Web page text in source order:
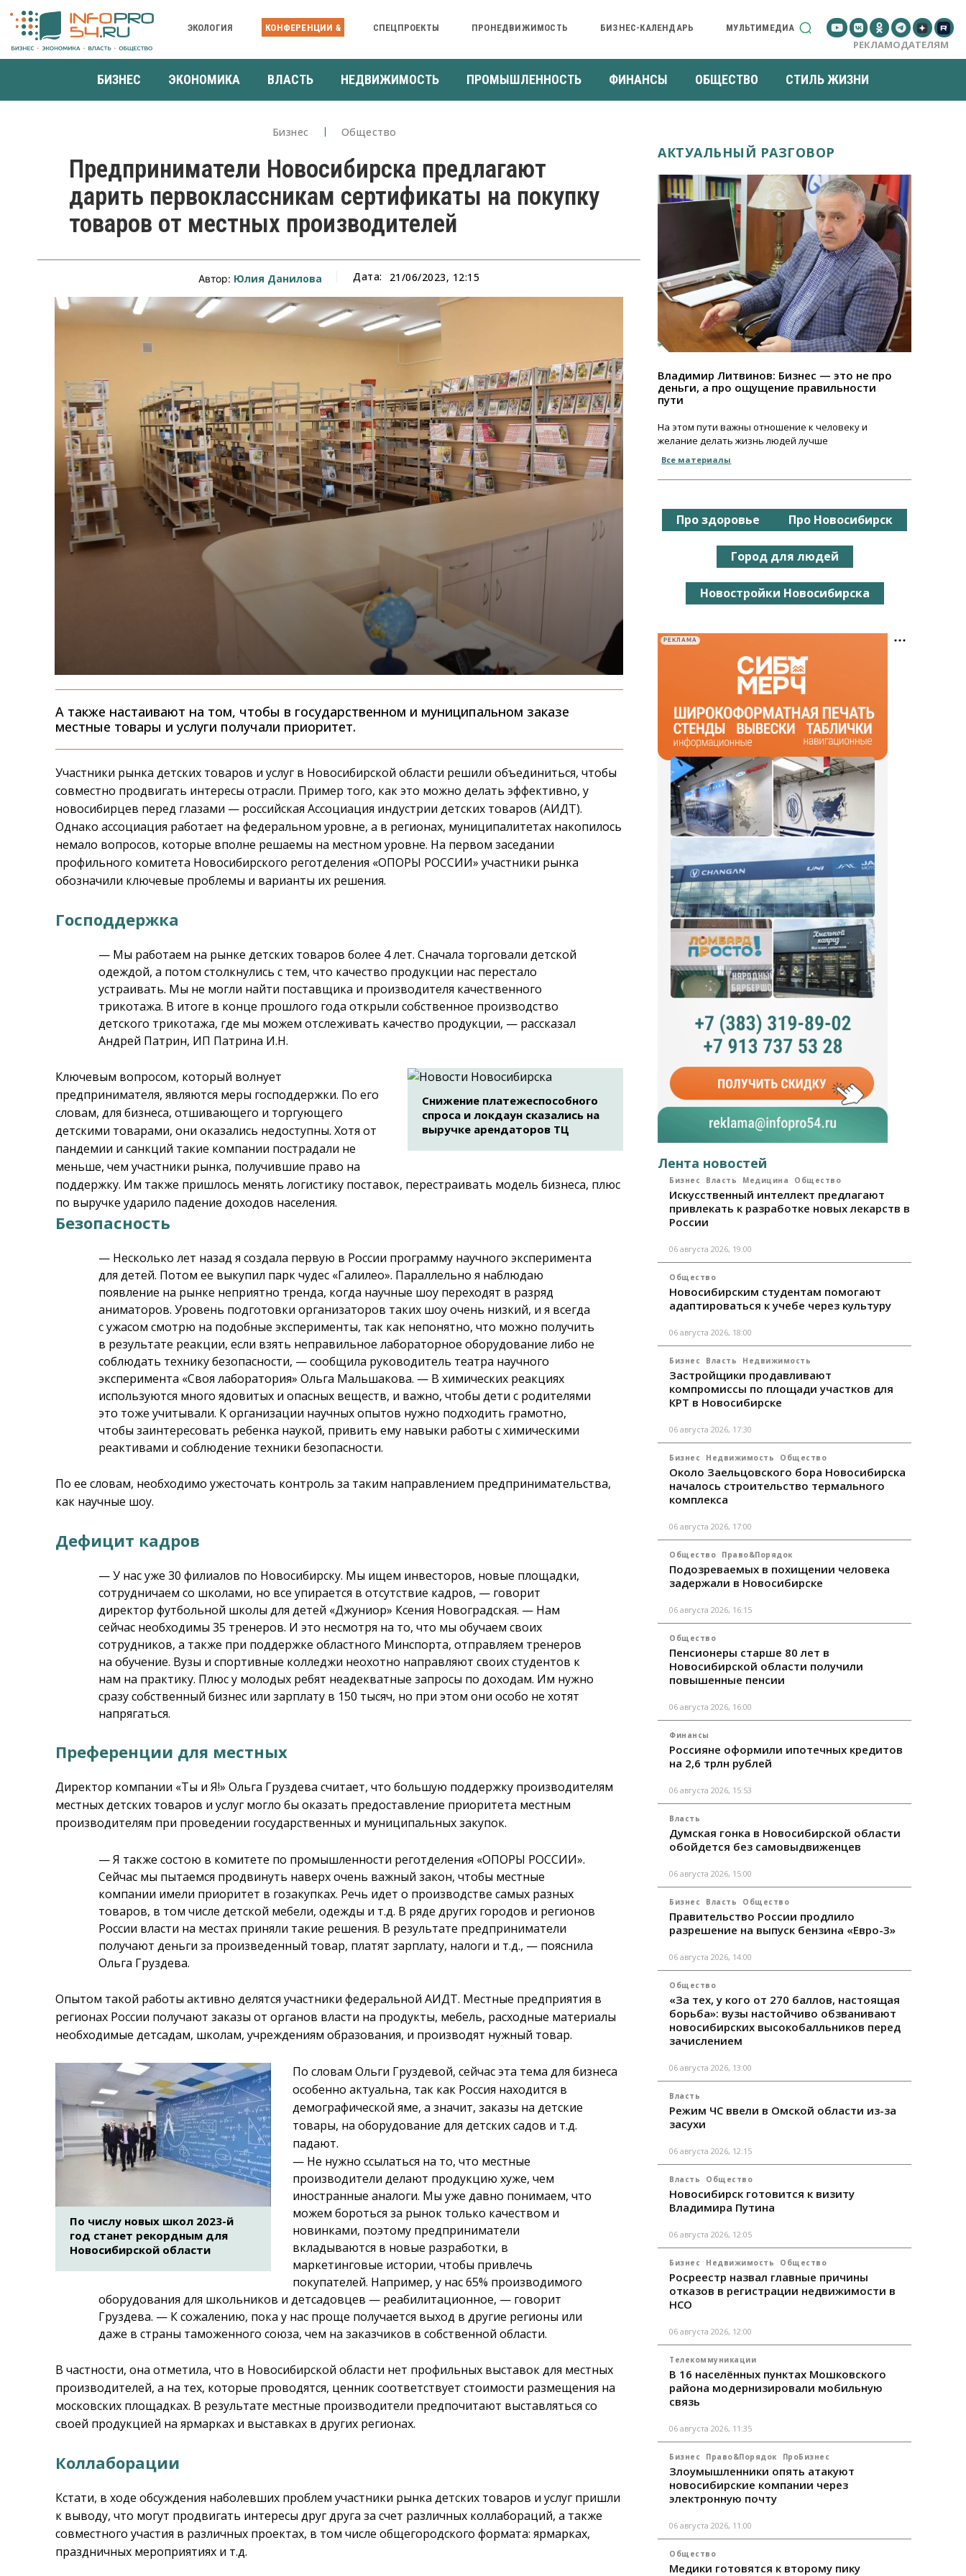
ЭКОЛОГИЯ КОНФЕРЕНЦИИ & СПЕЦПРОЕКТЫ ПРОНЕДВИЖИМОСТЬ БИЗНЕС-КАЛЕНДАРЬ МУЛЬТИМЕДИА
РЕКЛАМОДАТЕЛЯМ
БИЗНЕС ЭКОНОМИКА ВЛАСТЬ НЕДВИЖИМОСТЬ ПРОМЫШЛЕННОСТЬ ФИНАНСЫ ОБЩЕСТВО СТИЛЬ ЖИЗНИ
Бизнес Общество
Предприниматели Новосибирска предлагают
дарить первоклассникам сертификаты на покупку
товаров от местных производителей
Автор: Юлия Данилова Дата: 21/06/2023, 12:15
А также настаивают на том, чтобы в государственном и муниципальном заказе
местные товары и услуги получали приоритет.
Участники рынка детских товаров и услуг в Новосибирской области решили объединиться, чтобы
совместно продвигать интересы отрасли. Пример того, как это можно делать эффективно, у
новосибирцев перед глазами — российская Ассоциация индустрии детских товаров (АИДТ).
Однако ассоциация работает на федеральном уровне, а в регионах, муниципалитетах накопилось
немало вопросов, которые вполне решаемы на местном уровне. На первом заседании
профильного комитета Новосибирского реготделения «ОПОРЫ РОССИИ» участники рынка
обозначили ключевые проблемы и варианты их решения.
Господдержка
— Мы работаем на рынке детских товаров более 4 лет. Сначала торговали детской
одеждой, а потом столкнулись с тем, что качество продукции нас перестало
устраивать. Мы не могли найти поставщика и производителя качественного
трикотажа. В итоге в конце прошлого года открыли собственное производство
детского трикотажа, где мы можем отслеживать качество продукции, — рассказал
Андрей Патрин, ИП Патрина И.Н.
Снижение платежеспособного
спроса и локдаун сказались на
выручке арендаторов ТЦ
Ключевым вопросом, который волнует
предпринимателя, являются меры господдержки. По его
словам, для бизнеса, отшивающего и торгующего
детскими товарами, они оказались недоступны. Хотя от
пандемии и санкций такие компании пострадали не
меньше, чем участники рынка, получившие право на
поддержку. Им также пришлось менять логистику поставок, перестраивать модель бизнеса, плюс
по выручке ударило падение доходов населения.
Безопасность
— Несколько лет назад я создала первую в России программу научного эксперимента
для детей. Потом ее выкупил парк чудес «Галилео». Параллельно я наблюдаю
появление на рынке неприятно тренда, когда научные шоу переходят в разряд
аниматоров. Уровень подготовки организаторов таких шоу очень низкий, и я всегда
с ужасом смотрю на подобные эксперименты, так как непонятно, что можно получить
в результате реакции, если взять неправильное лабораторное оборудование либо не
соблюдать технику безопасности, — сообщила руководитель театра научного
эксперимента «Своя лаборатория» Ольга Мальшакова. — В химических реакциях
используются много ядовитых и опасных веществ, и важно, чтобы дети с родителями
это тоже учитывали. К организации научных опытов нужно подходить грамотно,
чтобы заинтересовать ребенка наукой, привить ему навыки работы с химическими
реактивами и соблюдение техники безопасности.
По ее словам, необходимо ужесточать контроль за таким направлением предпринимательства,
как научные шоу.
Дефицит кадров
— У нас уже 30 филиалов по Новосибирску. Мы ищем инвесторов, новые площадки,
сотрудничаем со школами, но все упирается в отсутствие кадров, — говорит
директор футбольной школы для детей «Джуниор» Ксения Новоградская. — Нам
сейчас необходимы 35 тренеров. И это несмотря на то, что мы обучаем своих
сотрудников, а также при поддержке областного Минспорта, отправляем тренеров
на обучение. Вузы и спортивные колледжи неохотно направляют своих студентов к
нам на практику. Плюс у молодых ребят неадекватные запросы по доходам. Им нужно
сразу собственный бизнес или зарплату в 150 тысяч, но при этом они особо не хотят
напрягаться.
Преференции для местных
Директор компании «Ты и Я!» Ольга Груздева считает, что большую поддержку производителям
местных детских товаров и услуг могло бы оказать предоставление приоритета местным
производителям при проведении государственных и муниципальных закупок.
— Я также состою в комитете по промышленности реготделения «ОПОРЫ РОССИИ».
Сейчас мы пытаемся продвинуть наверх очень важный закон, чтобы местные
компании имели приоритет в гозакупках. Речь идет о производстве самых разных
товаров, в том числе детской мебели, одежды и т.д. В ряде других городов и регионов
России власти на местах приняли такие решения. В результате предприниматели
получают деньги за произведенный товар, платят зарплату, налоги и т.д., — пояснила
Ольга Груздева.
Опытом такой работы активно делятся участники федеральной АИДТ. Местные предприятия в
регионах России получают заказы от органов власти на продукты, мебель, расходные материалы
необходимые детсадам, школам, учреждениям образования, и производят нужный товар.
По числу новых школ 2023-й
год станет рекордным для
Новосибирской области
По словам Ольги Груздевой, сейчас эта тема для бизнеса
особенно актуальна, так как Россия находится в
демографической яме, а значит, заказы на детские
товары, на оборудование для детских садов и т.д.
падают.
— Не нужно ссылаться на то, что местные
производители делают продукцию хуже, чем
иностранные аналоги. Мы уже давно понимаем, что
можем бороться за рынок только качеством и
новинками, поэтому предприниматели
вкладываются в новые разработки, в
маркетинговые истории, чтобы привлечь
покупателей. Например, у нас 65% производимого
оборудования для школьников и детсадовцев — реабилитационное, — говорит
Груздева. — К сожалению, пока у нас проще получается выход в другие регионы или
даже в страны таможенного союза, чем на заказчиков в собственной области.
В частности, она отметила, что в Новосибирской области нет профильных выставок для местных
производителей, а на тех, которые проводятся, ценник соответствует стоимости размещения на
московских площадках. В результате местные производители предпочитают выставляться со
своей продукцией на ярмарках и выставках в других регионах.
Коллаборации
Кстати, в ходе обсуждения наболевших проблем участники рынка детских товаров и услуг пришли
к выводу, что могут продвигать интересы друг друга за счет различных коллабораций, а также
совместного участия в различных проектах, в том числе общегородского формата: ярмарках,
праздничных мероприятиях и т.д.
АКТУАЛЬНЫЙ РАЗГОВОР
Владимир Литвинов: Бизнес — это не про
деньги, а про ощущение правильности
пути
На этом пути важны отношение к человеку и
желание делать жизнь людей лучше
Все материалы
Про здоровье Про Новосибирск
Город для людей
Новостройки Новосибирска
РЕКЛАМА
Лента новостей
Бизнес Власть Медицина Общество
Искусственный интеллект предлагают
привлекать к разработке новых лекарств в
России
06 августа 2026, 19:00
Общество
Новосибирским студентам помогают
адаптироваться к учебе через культуру
06 августа 2026, 18:00
Бизнес Власть Недвижимость
Застройщики продавливают
компромиссы по площади участков для
КРТ в Новосибирске
06 августа 2026, 17:30
Бизнес Недвижимость Общество
Около Заельцовского бора Новосибирска
началось строительство термального
комплекса
06 августа 2026, 17:00
Общество Право&Порядок
Подозреваемых в похищении человека
задержали в Новосибирске
06 августа 2026, 16:15
Общество
Пенсионеры старше 80 лет в
Новосибирской области получили
повышенные пенсии
06 августа 2026, 16:00
Финансы
Россияне оформили ипотечных кредитов
на 2,6 трлн рублей
06 августа 2026, 15:53
Власть
Думская гонка в Новосибирской области
обойдется без самовыдвиженцев
06 августа 2026, 15:00
Бизнес Власть Общество
Правительство России продлило
разрешение на выпуск бензина «Евро-3»
06 августа 2026, 14:00
Общество
«За тех, у кого от 270 баллов, настоящая
борьба»: вузы настойчиво обзванивают
новосибирских высокобалльников перед
зачислением
06 августа 2026, 13:00
Власть
Режим ЧС ввели в Омской области из-за
засухи
06 августа 2026, 12:15
Власть Общество
Новосибирск готовится к визиту
Владимира Путина
06 августа 2026, 12:05
Бизнес Недвижимость Общество
Росреестр назвал главные причины
отказов в регистрации недвижимости в
НСО
06 августа 2026, 12:00
Телекоммуникации
В 16 населённых пунктах Мошковского
района модернизировали мобильную
связь
06 августа 2026, 11:35
Бизнес Право&Порядок ПроБизнес
Злоумышленники опять атакуют
новосибирские компании через
электронную почту
06 августа 2026, 11:00
Общество
Медики готовятся к второму пику